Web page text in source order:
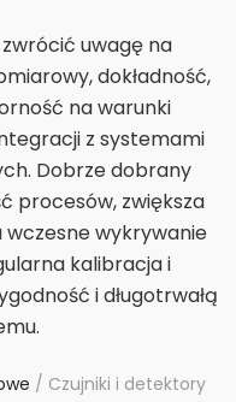
uwagę na
dokładność,
na warunki
z systemami
Dobrze dobrany
procesów, zwiększa
wykrywanie
kalibracja i
i długotrwałą
/ Czujniki i detektory